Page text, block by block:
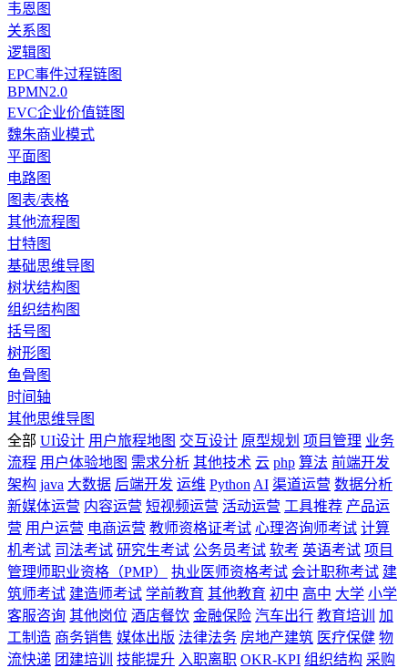
韦恩图
关系图
逻辑图
EPC事件过程链图
BPMN2.0
EVC企业价值链图
魏朱商业模式
平面图
电路图
图表/表格
其他流程图
甘特图
基础思维导图
树状结构图
组织结构图
括号图
树形图
鱼骨图
时间轴
其他思维导图
全部 UI设计 用户旅程地图 交互设计 原型规划 项目管理 业务
流程 用户体验地图 需求分析 其他技术 云 php 算法 前端开发
架构 java 大数据 后端开发 运维 Python AI 渠道运营 数据分析
新媒体运营 内容运营 短视频运营 活动运营 工具推荐 产品运
营 用户运营 电商运营 教师资格证考试 心理咨询师考试 计算
机考试 司法考试 研究生考试 公务员考试 软考 英语考试 项目
管理师职业资格（PMP）
执业医师资格考试 会计职称考试 建
筑师考试 建造师考试 学前教育 其他教育 初中 高中 大学 小学
客服咨询 其他岗位 酒店餐饮 金融保险 汽车出行 教育培训
加
工制造 商务销售 媒体出版 法律法务 房地产建筑 医疗保健 物
流快递 团建培训 技能提升 入职离职 OKR-KPI 组织结构 采购